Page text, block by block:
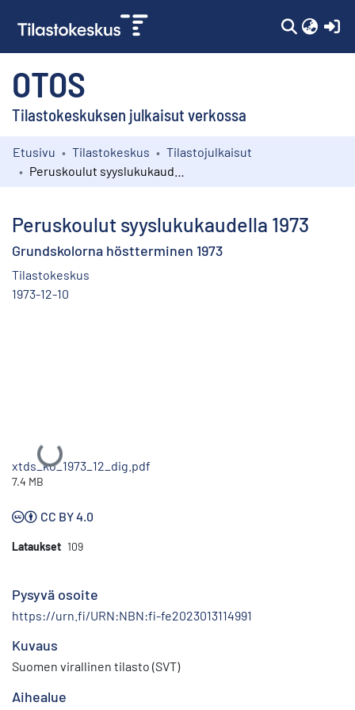
OTOS
Tilastokeskuksen julkaisut verkossa
Kokoelmat
Etusivu Tilastokeskus
Tilastojulkaisut
Peruskoulut syyslukukaudella 1973
Grundskolorna höstterminen 1973
Tilastokeskus
1973-12-10
Ladataan...
xtds_ko_1973_12_dig.pdf
7.4 MB
CC BY 4.0
Lataukset 109
Pysyvä osoite
https://urn.fi/URN:NBN:fi-fe2023013114991
Kuvaus
Suomen virallinen tilasto (SVT)
Aihealue